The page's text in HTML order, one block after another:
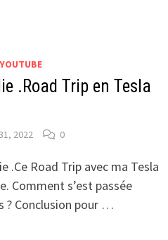
.Road Trip en Tesla
2022 0
.Ce Road Trip avec ma Tesla
Comment s’est passée
? Conclusion pour …